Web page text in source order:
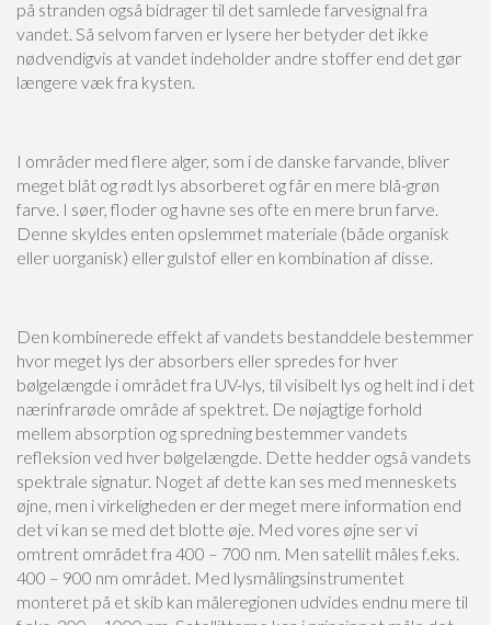
på stranden også bidrager til det samlede farvesignal fra
vandet. Så selvom farven er lysere her betyder det ikke
nødvendigvis at vandet indeholder andre stoffer end det gør
længere væk fra kysten.
I områder med flere alger, som i de danske farvande, bliver
meget blåt og rødt lys absorberet og får en mere blå-grøn
farve. I søer, floder og havne ses ofte en mere brun farve.
Denne skyldes enten opslemmet materiale (både organisk
eller uorganisk) eller gulstof eller en kombination af disse.
Den kombinerede effekt af vandets bestanddele bestemmer
hvor meget lys der absorbers eller spredes for hver
bølgelængde i området fra UV-lys, til visibelt lys og helt ind i det
nærinfrarøde område af spektret. De nøjagtige forhold
mellem absorption og spredning bestemmer vandets
refleksion ved hver bølgelængde. Dette hedder også vandets
spektrale signatur. Noget af dette kan ses med menneskets
øjne, men i virkeligheden er der meget mere information end
det vi kan se med det blotte øje. Med vores øjne ser vi
omtrent området fra 400 – 700 nm. Men satellit måles f.eks.
400 – 900 nm området. Med lysmålingsinstrumentet
monteret på et skib kan måleregionen udvides endnu mere til